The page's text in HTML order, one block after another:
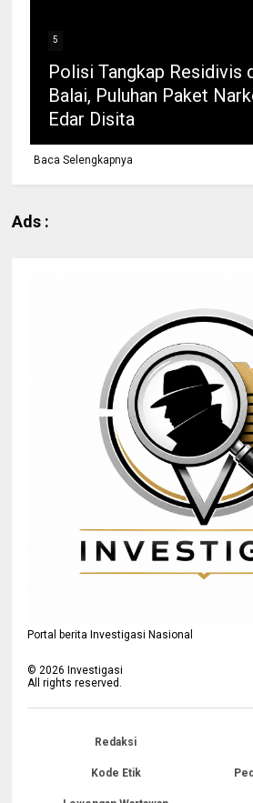
5
Polisi Tangkap Residivis
Balai, Puluhan Paket
Edar Disita
Baca Selengkapnya
Ads :
Portal berita Investigasi Nasional
©2026 Investigasi
All rights reserved.
Redaksi
Kode Etik